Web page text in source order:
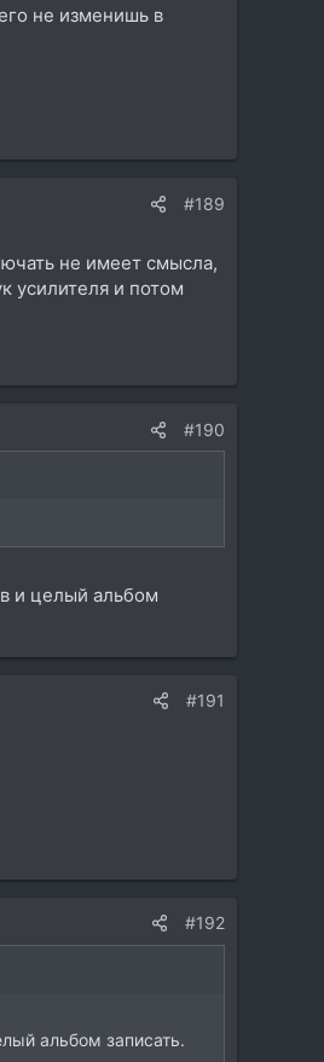
не изменишь в
#189
не имеет смысла,
усилителя и потом
#190
и целый альбом
#191
#192
альбом записать.